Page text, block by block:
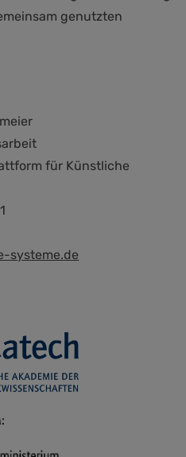
genutzten
für Künstliche
systeme.de